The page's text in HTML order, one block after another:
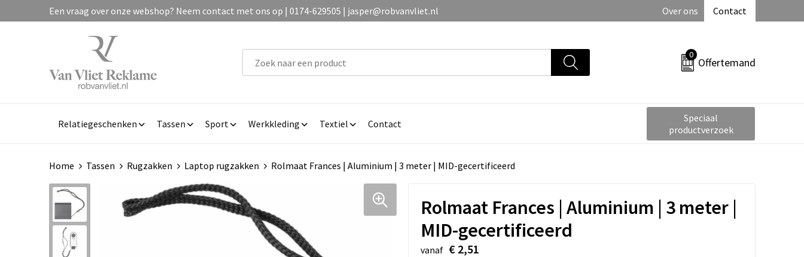
Een vraag over onze webshop? Neem contact met ons op | 0174-629505 | jasper@robvanvliet.nl Over ons Contact
0
Offertemand
Relatiegeschenken Tassen Sport Werkkleding Textiel Contact
Speciaal
productverzoek
Home Tassen Rugzakken Laptop rugzakken Rolmaat Frances | Aluminium | 3 meter | MID-gecertificeerd
Rolmaat Frances | Aluminium | 3 meter |
MID-gecertificeerd
vanaf € 2,51